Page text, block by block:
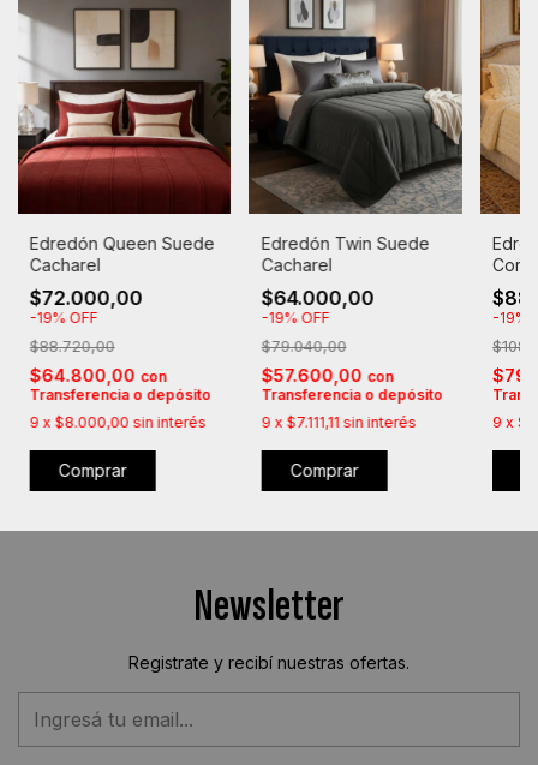
Edredón Queen Suede
Cacharel
$72.000,00
-19% OFF
$88.720,00
$64.800,00 con
Transferencia o depósito
9 x $8.000,00 sin interés
Comprar
Edredón Twin Suede
Cacharel
$64.000,00
-19% OFF
$79.040,00
$57.600,00 con
Transferencia o depósito
9 x $7.111,11 sin interés
Comprar
-19%
9 x
Newsletter
Registrate y recibí nuestras ofertas.